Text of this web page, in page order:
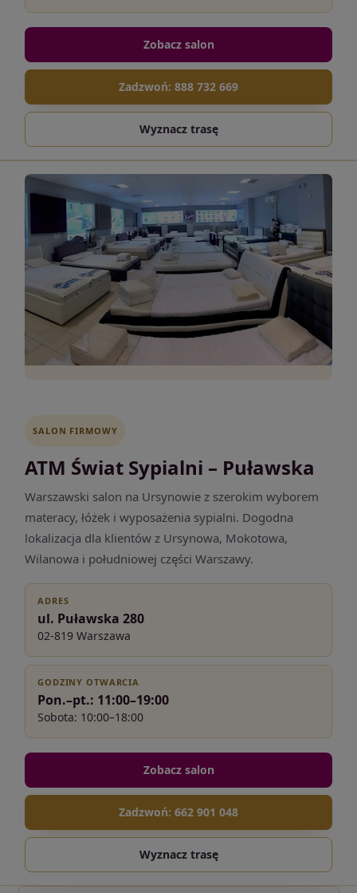
Zobacz salon
Zadzwoń: 888 732 669
Wyznacz trasę
SALON FIRMOWY
ATM Świat Sypialni – Puławska
Warszawski salon na Ursynowie z szerokim wyborem
materacy, łóżek i wyposażenia sypialni. Dogodna
lokalizacja dla klientów z Ursynowa, Mokotowa,
Wilanowa i południowej części Warszawy.
ADRES
ul. Puławska 280
02-819 Warszawa
GODZINY OTWARCIA
Pon.–pt.: 11:00–19:00
Sobota: 10:00–18:00
Zobacz salon
Zadzwoń: 662 901 048
Wyznacz trasę